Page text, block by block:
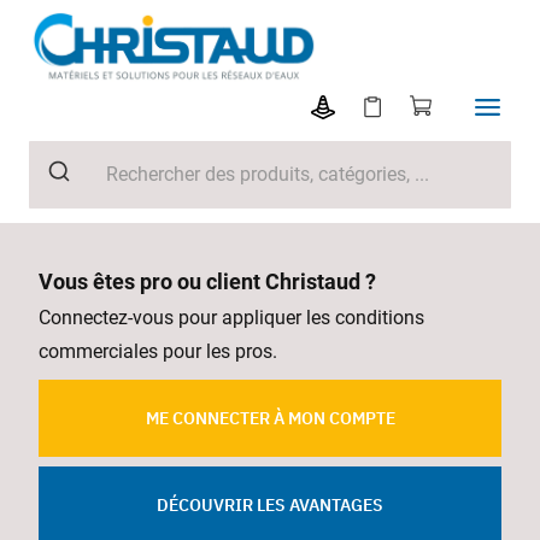
Vous êtes pro ou client Christaud ?
Connectez-vous pour appliquer les conditions
commerciales pour les pros.
ME CONNECTER À MON COMPTE
DÉCOUVRIR LES AVANTAGES